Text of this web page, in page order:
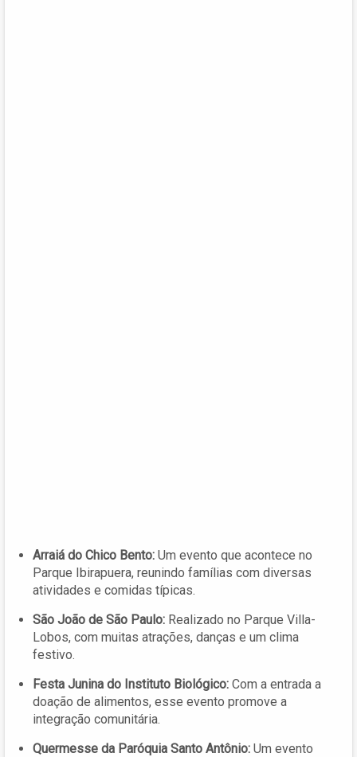
Arraiá do Chico Bento: Um evento que acontece no
Parque Ibirapuera, reunindo famílias com diversas
atividades e comidas típicas.
São João de São Paulo: Realizado no Parque Villa-
Lobos, com muitas atrações, danças e um clima
festivo.
Festa Junina do Instituto Biológico: Com a entrada a
doação de alimentos, esse evento promove a
integração comunitária.
Quermesse da Paróquia Santo Antônio: Um evento